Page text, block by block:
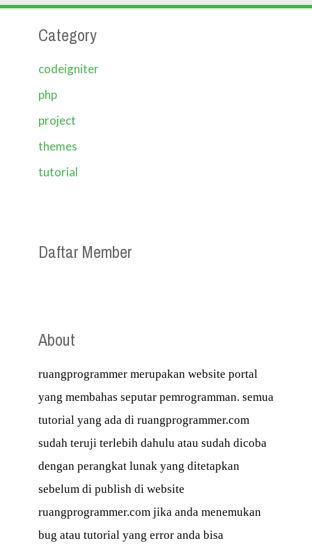
Category
codeigniter
php
project
themes
tutorial
Daftar Member
About
ruangprogrammer merupakan website portal
yang membahas seputar pemrogramman. semua
tutorial yang ada di ruangprogrammer.com
sudah teruji terlebih dahulu atau sudah dicoba
dengan perangkat lunak yang ditetapkan
sebelum di publish di website
ruangprogrammer.com jika anda menemukan
bug atau tutorial yang error anda bisa